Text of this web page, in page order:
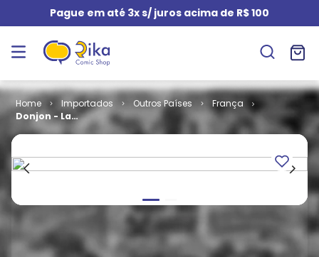
Pague em até 3x s/ juros acima de R$ 100
Importados Outros Países
França
Donjon - La
Princesse Des